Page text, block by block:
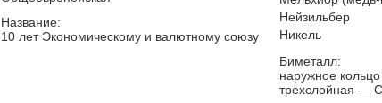
Название:
10 лет Экономическому и валютному союзу
Нейзильбер
Никель
Биметалл:
наружное
трехслойная —